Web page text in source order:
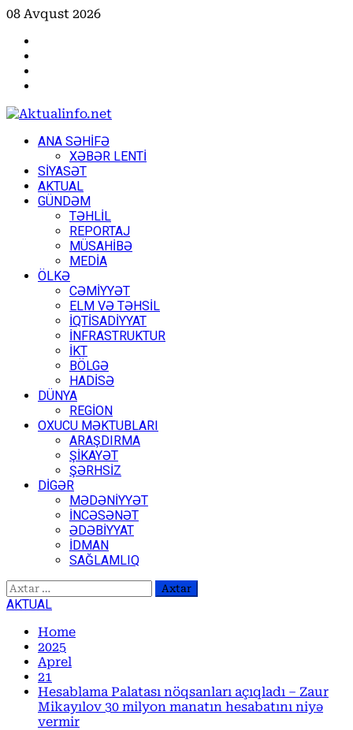
Skip
content
08 Avqust 2026
PrimaryANA SƏHİFƏ
XƏBƏR LENTİ
SİYASƏT
AKTUAL
GÜNDƏM
TƏHLİL
REPORTAJ
MÜSAHİBƏ
MEDİA
ÖLKƏ
CƏMİYYƏT
ELM VƏ TƏHSİL
İQTİSADİYYAT
İNFRASTRUKTUR
İKT
BÖLGƏ
HADİSƏ
DÜNYA
REGİON
OXUCU MƏKTUBLARI
ARAŞDIRMA
ŞİKAYƏT
ŞƏRHSİZ
DİGƏR
MƏDƏNİYYƏT
İNCƏSƏNƏT
ƏDƏBİYYAT
İDMAN
SAĞLAMLIQ
Axtarış:
AKTUAL
Home
2025
Aprel
21
Hesablama Palatası nöqsanları açıqladı – Zaur
Mikayılov 30 milyon manatın hesabatını niyə
vermir